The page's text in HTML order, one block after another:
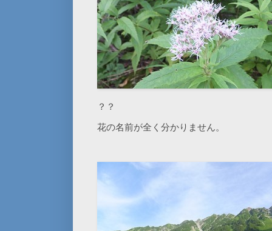
？？
花の名前が全く分かりません。